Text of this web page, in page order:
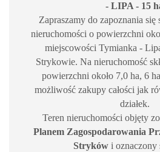
- LIPA - 15
Zapraszamy do zapoznania się
nieruchomości o powierzchni
miejscowości Tymianka -
Strykowie. Na nieruchomość
powierzchni około 7,0 ha, 6
możliwość zakupy całości jak
działek.
Teren nieruchomości objęty
Planem Zagospodarowania
Strykówi oznaczony